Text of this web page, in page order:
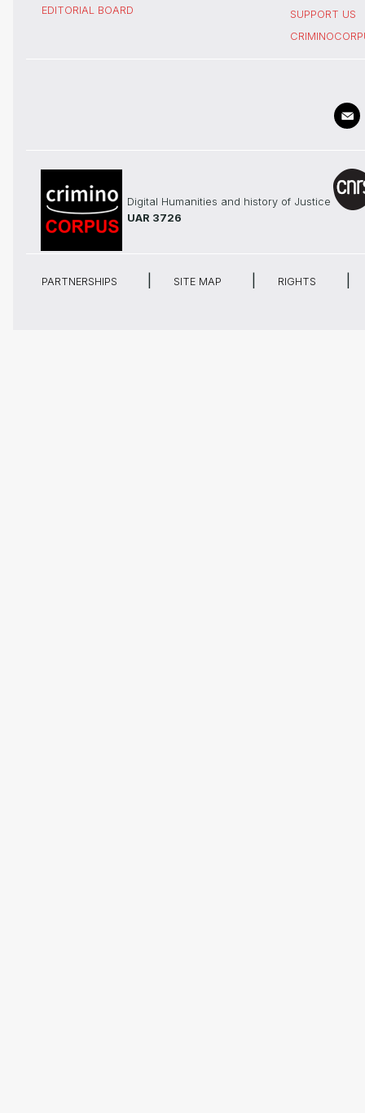
EDITORIAL BOARD
SUPPORT US
Digital Humanities and history of Justice
UAR 3726
PARTNERSHIPS SITE MAP RIGHTS